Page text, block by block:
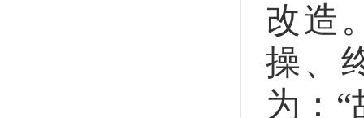
改造
操、
为：